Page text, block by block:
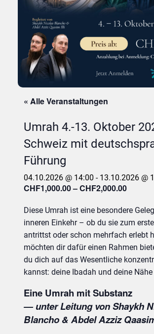
« Alle Veranstaltungen
Umrah 4.-13. Oktober
Schweiz mit
Führung
04.10.2026 @ 14:00 - 13.10.2026 @
CHF1,000.00 – CHF2,000.00
Diese Umrah ist eine besondere
inneren Einkehr – ob du sie zum
antrittst oder schon mehrfach erlebt
möchten dir dafür einen Rahmen
du dich auf das Wesentliche
Eine Umrah mit Substanz
— unter Leitung von Shaykh
Blancho & Abdel Azziz